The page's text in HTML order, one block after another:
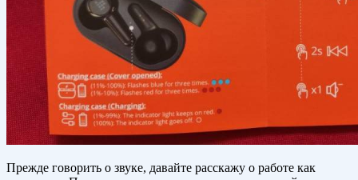
Прежде говорить о звуке, давайте расскажу о работе как